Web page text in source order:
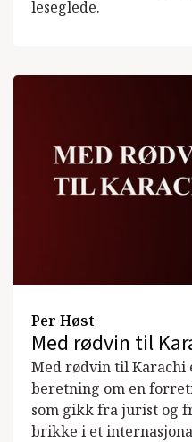
leseglede.
Per Høst
Med rødvin til
Med rødvin til Karachi
beretning om en
som gikk fra jurist og
brikke i et